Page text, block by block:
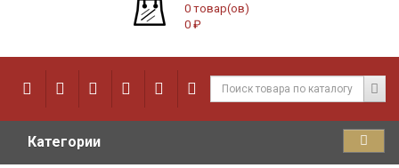
0 товар(ов)
0 ₽
Категории